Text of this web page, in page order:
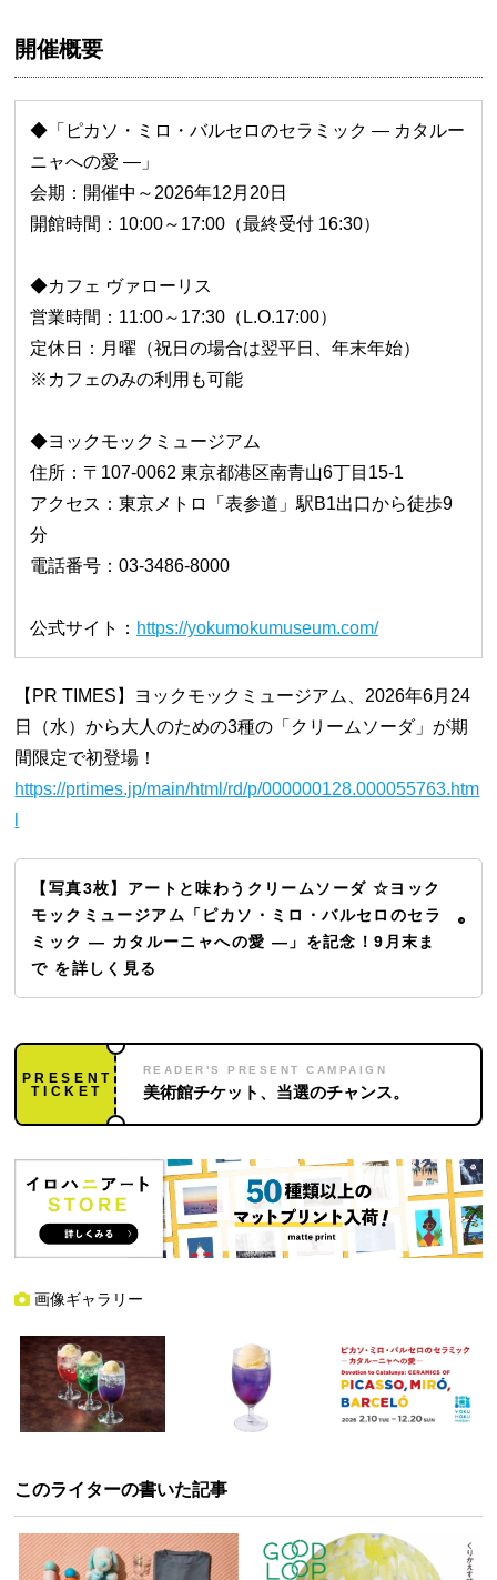
開催概要
◆「ピカソ・ミロ・バルセロのセラミック ― カタルー
ニャへの愛 ―」
会期：開催中～2026年12月20日
開館時間：10:00～17:00（最終受付 16:30）
◆カフェ ヴァローリス
営業時間：11:00～17:30（L.O.17:00）
定休日：月曜（祝日の場合は翌平日、年末年始）
※カフェのみの利用も可能
◆ヨックモックミュージアム
住所：〒107-0062 東京都港区南青山6丁目15-1
アクセス：東京メトロ「表参道」駅B1出口から徒歩9
分
電話番号：03-3486-8000
公式サイト： https://yokumokumuseum.com/
【PR TIMES】ヨックモックミュージアム、2026年6月24
日（水）から大人のための3種の「クリームソーダ」が期
間限定で初登場！
https://prtimes.jp/main/html/rd/p/000000128.000055763.htm
【写真3枚】アートと味わうクリームソーダ ☆ヨック
モックミュージアム「ピカソ・ミロ・バルセロのセラ
ミック ― カタルーニャへの愛 ―」を記念！9月末ま
で を詳しく見る
PRESENT
TICKET
READER'S PRESENT CAMPAIGN
美術館チケット、当選のチャンス。
画像ギャラリー
このライターの書いた記事